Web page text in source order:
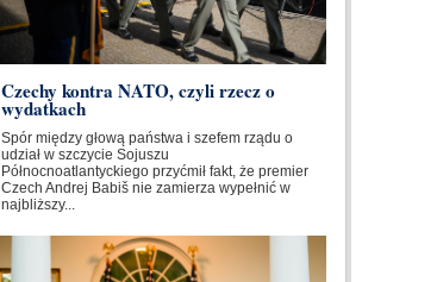
Czechy kontra NATO, czyli rzecz o
wydatkach
Spór między głową państwa i szefem rządu o
udział w szczycie Sojuszu
Północnoatlantyckiego przyćmił fakt, że premier
Czech Andrej Babiš nie zamierza wypełnić w
najbliższy...